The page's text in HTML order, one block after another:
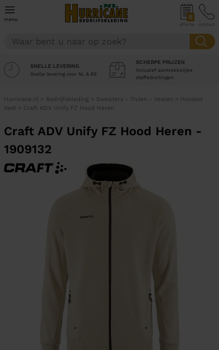
menu 0
offerte contact
SNELLE LEVERING
Snelle levering voor NL & BE
SCHERPE PRIJZEN
Inclusief aantrekkelijke
staffelkortingen
Hurricane.nl > Bedrijfskleding > Sweaters - Truien - Vesten >
Hooded
Vest > Craft ADV Unify FZ Hood Heren
Craft ADV Unify FZ Hood Heren -
1909132